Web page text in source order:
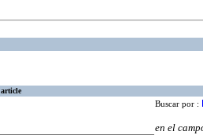
article
Buscar por :
en el